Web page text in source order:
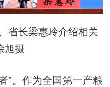
长梁惠玲介绍相关
旭摄
。作为全国第一产粮